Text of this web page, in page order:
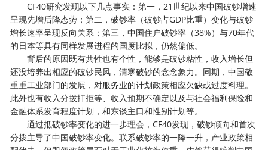
CF40研究发现以下几点事实：第一，21世纪以来中国破钞增速
呈现先增后降态势；第二，破钞率（破钞占GDP比重）变化与破钞
增长速率呈现反向关系；第三，中国住户破钞率（38%）与70年代
的日本等具有同样发展进程的国度比拟，仍然偏低。
背后的原因既有共性也有个性，能够是破钞粘性，收入增长但
还没培养出相应的破钞民风，清寒破钞的念念象力。同期，中国敬
重重工业部门的发展，对服务业的计划政策相应欠缺或过度料理。
此外也有收入分拨扞拒等、收入预期不确定以及与社会福利保险和
金融体系发育程度计划，和东谈主口和性别计划等。
通过抵破钞率变化的进一步理会，CF40发现，破钞倾向和首次
分拨主导了中国破钞率变化。联系破钞率的一降一升，产业政策相